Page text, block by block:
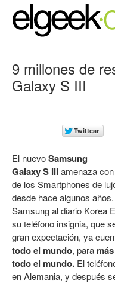
9 millones de
Galaxy S III
El nuevoSamsung
Galaxy S IIIamenaza
de los Smartphones de
desde hace algunos
Samsung al diario Korea
su teléfono insignia, que
gran expectación, ya
todo el mundo, para
todo el mundo. El
en Alemania, y después